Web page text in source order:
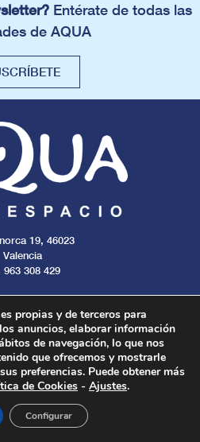
Entérate de todas las
de AQUA
19, 46023
Valencia
963 308 429
reservados. 2024.
Privacidad
propias y de terceros para
anuncios, elaborar información
de navegación, lo que nos
que ofrecemos y mostrarle
preferencias. Puede obtener más
de Cookies - Ajustes.
Configurar